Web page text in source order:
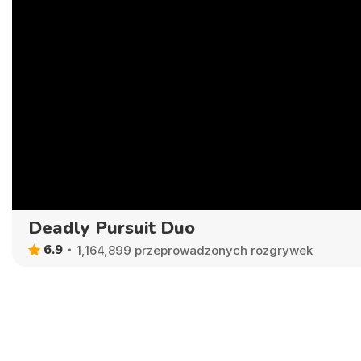
Deadly Pursuit Duo
6.9 1,164,899 przeprowadzonych rozgrywek